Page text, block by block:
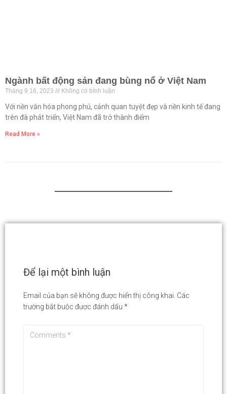
Ngành bất động sản đang bùng nổ ở Việt Nam
Tháng 9 16, 2023 Không có bình luận
Với nền văn hóa phong phú, cảnh quan tuyệt đẹp và nền kinh tế đang
trên đà phát triển, Việt Nam đã trở thành điểm
Read More »
Để lại một bình luận
Email của bạn sẽ không được hiển thị công khai. Các
trường bắt buộc được đánh dấu *